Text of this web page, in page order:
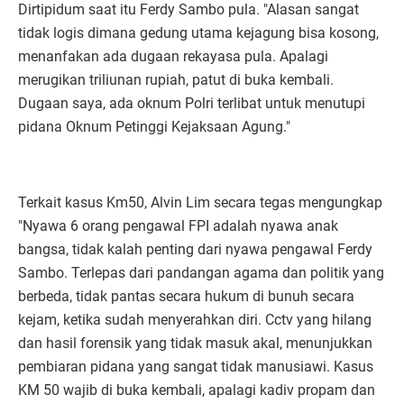
Dirtipidum saat itu Ferdy Sambo pula. "Alasan sangat
tidak logis dimana gedung utama kejagung bisa kosong,
menanfakan ada dugaan rekayasa pula. Apalagi
merugikan triliunan rupiah, patut di buka kembali.
Dugaan saya, ada oknum Polri terlibat untuk menutupi
pidana Oknum Petinggi Kejaksaan Agung."
Terkait kasus Km50, Alvin Lim secara tegas mengungkap
"Nyawa 6 orang pengawal FPI adalah nyawa anak
bangsa, tidak kalah penting dari nyawa pengawal Ferdy
Sambo. Terlepas dari pandangan agama dan politik yang
berbeda, tidak pantas secara hukum di bunuh secara
kejam, ketika sudah menyerahkan diri. Cctv yang hilang
dan hasil forensik yang tidak masuk akal, menunjukkan
pembiaran pidana yang sangat tidak manusiawi. Kasus
KM 50 wajib di buka kembali, apalagi kadiv propam dan